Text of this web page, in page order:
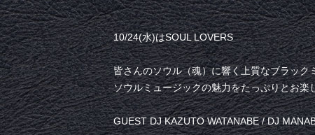
10/24(水)はSOUL LOVERS
皆さんのソウル（魂）に響く上質なブラッ
ソウルミュージックの魅力をたっぷりとお楽
GUEST DJ KAZUTO WATANABE / DJ